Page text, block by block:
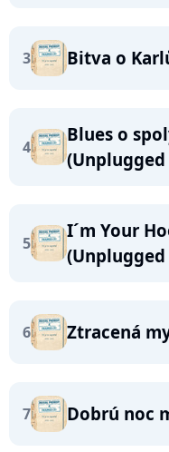
3 Bitva o
4
Blues o
5
I´m Your
6 Ztracená
7 Dobrú noc